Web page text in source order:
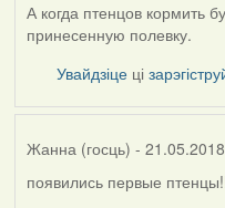
А когда птенцов кормить
принесенную полевку.
Увайдзіце ці
Жанна (госць) -
появились первые